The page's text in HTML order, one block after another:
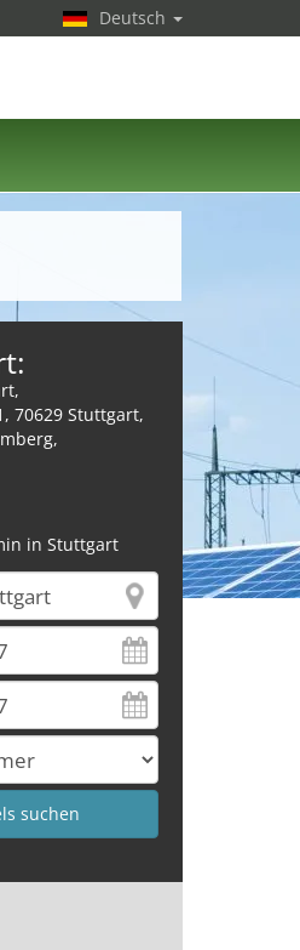
70629 Stuttgart,
in Stuttgart
Deutsch